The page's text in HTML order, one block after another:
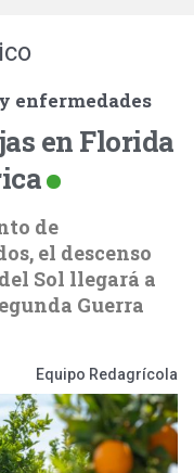
enfermedades
en Florida
de
el descenso
Sol llegará a
Guerra
Equipo Redagrícola